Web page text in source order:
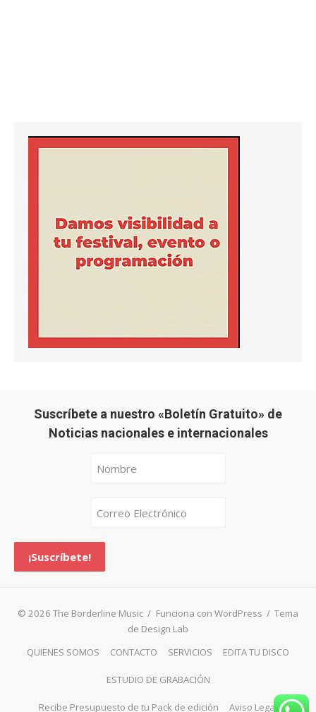
Suscríbete a nuestro «Boletín Gratuito» de
Noticias nacionales e internacionales
© 2026 The Borderline Music / Funciona con WordPress / Tema
de Design Lab
QUIENES SOMOS
CONTACTO SERVICIOS EDITA TU DISCO
ESTUDIO DE GRABACIÓN
Recibe Presupuesto de tu Pack de edición Aviso Legal